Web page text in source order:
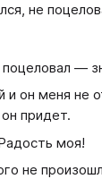
не
—
и он меня не
придет.
моя!
не